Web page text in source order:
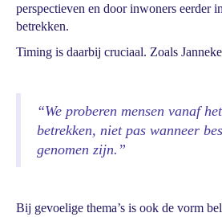
perspectieven en door inwoners eerder
betrekken.
Timing is daarbij cruciaal. Zoals
“We proberen mensen vanaf
betrekken, niet pas wanneer
genomen zijn.”
Bij gevoelige thema’s is ook de vorm